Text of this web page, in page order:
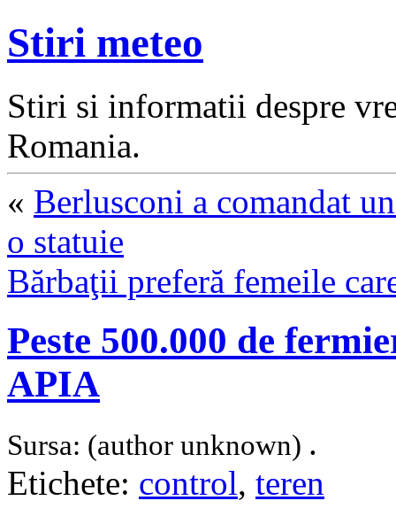
Stiri meteo
Stiri si informatii despre
Romania.
« Berlusconi a comandat
o statuie
Bărbaţii preferă femeile
Peste 500.000 de
APIA
Sursa: (author unknown) .
Etichete: control, teren